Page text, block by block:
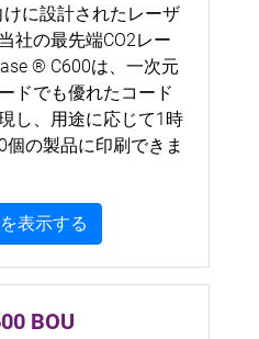
に設計されたレーザ
社の最先端CO2レー
® C600は、一次元
ドでも優れたコード
し、用途に応じて1時
の製品に印刷できま
表示する
BOU